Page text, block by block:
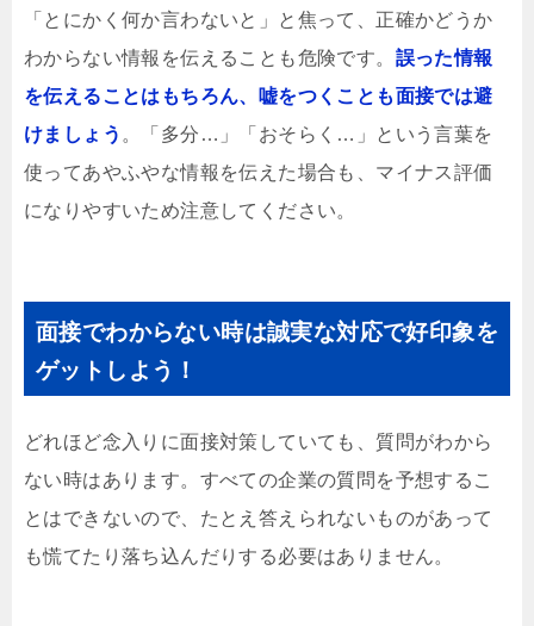
「とにかく何か言わないと」と焦って、正確かどうか
わからない情報を伝えることも危険です。 誤った情報
を伝えることはもちろん、嘘をつくことも面接では避
けましょう 。「多分…」「おそらく…」という言葉を
使ってあやふやな情報を伝えた場合も、マイナス評価
になりやすいため注意してください。
面接でわからない時は誠実な対応で好印象を
ゲットしよう！
どれほど念入りに面接対策していても、質問がわから
ない時はあります。すべての企業の質問を予想するこ
とはできないので、たとえ答えられないものがあって
も慌てたり落ち込んだりする必要はありません。